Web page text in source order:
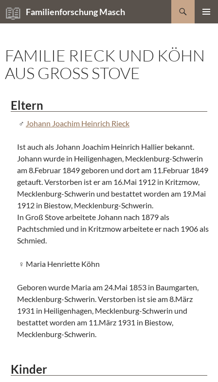
Zum
Inhalt
Familienforschung Masch
Suchen
FAMILIE RIECK UND KÖHN
AUS GROSS STOVE
Eltern
Johann Joachim Heinrich Rieck
Ist auch als Johann Joachim Heinrich Hallier bekannt.
Johann wurde in Heiligenhagen, Mecklenburg-Schwerin
am 8.Februar 1849 geboren und dort am 11.Februar 1849
getauft. Verstorben ist er am 16.Mai 1912 in Kritzmow,
Mecklenburg-Schwerin und bestattet worden am 19.Mai
1912 in Biestow, Mecklenburg-Schwerin.
In Groß Stove arbeitete Johann nach 1879 als
Pachtschmied und in Kritzmow arbeitete er nach 1906 als
Schmied.
Maria Henriette Köhn
Geboren wurde Maria am 24.Mai 1853 in Baumgarten,
Mecklenburg-Schwerin. Verstorben ist sie am 8.März
1931 in Heiligenhagen, Mecklenburg-Schwerin und
bestattet worden am 11.März 1931 in Biestow,
Mecklenburg-Schwerin.
Kinder